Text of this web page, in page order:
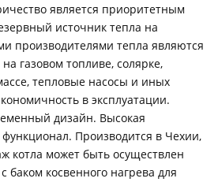
является приоритетным
источник тепла на
производителями тепла являются
газовом топливе, солярке,
тепловые насосы и иных
в эксплуатации.
дизайн. Высокая
Производится в Чехии,
котла может быть осуществлен
баком косвенного нагрева для